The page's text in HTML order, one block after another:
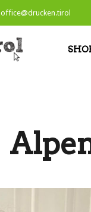
office@drucken.tirol